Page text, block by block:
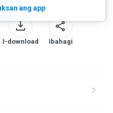
ang app
I-download Ibahagi